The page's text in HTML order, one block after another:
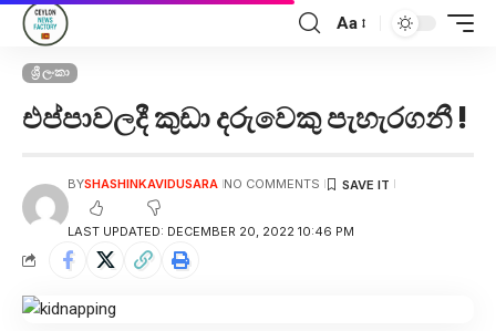
Aa
ශ්‍රී ලංකා
එප්පාවලදී කුඩා දරුවෙකු පැහැරගනී !
LAST UPDATED: DECEMBER 20, 2022 10:46 PM
BYSHASHINKAVIDUSARA NO COMMENTS